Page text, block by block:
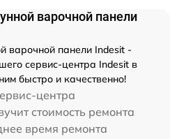
варочной панели
варочной панели Indesit -
сервис-центра Indesit в
быстро и качественно!
центра
стоимость ремонта
время ремонта